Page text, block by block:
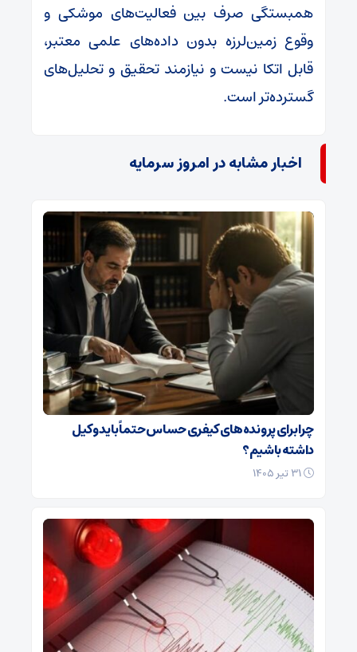
همبستگی صرف بین فعالیت‌های موشکی و
وقوع زمین‌لرزه بدون داده‌های علمی معتبر،
قابل اتکا نیست و نیازمند تحقیق و تحلیل‌های
گسترده‌تر است.
اخبار مشابه در امروز سرمایه
چرا برای پرونده‌های کیفری حساس حتماً باید وکیل
داشته باشیم؟